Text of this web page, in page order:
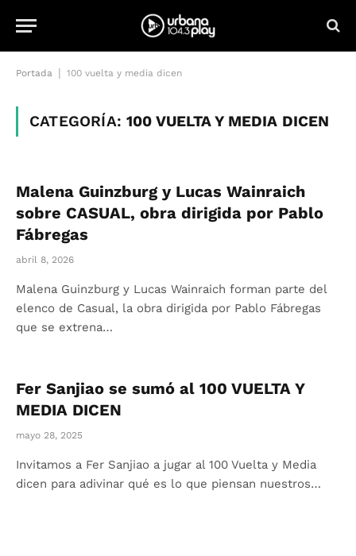
Portada 100 vuelta y media dicen
CATEGORÍA:100 VUELTA Y MEDIA DICEN
Malena Guinzburg y Lucas Wainraich
sobre CASUAL, obra dirigida por Pablo
Fábregas
abril 8, 2026
Malena Guinzburg y Lucas Wainraich forman parte del
elenco de Casual, la obra dirigida por Pablo Fábregas
que se extrena…
Fer Sanjiao se sumó al 100 VUELTA Y
MEDIA DICEN
mayo 28, 2025
Invitamos a Fer Sanjiao a jugar al 100 Vuelta y Media
dicen para adivinar qué es lo que piensan nuestros…